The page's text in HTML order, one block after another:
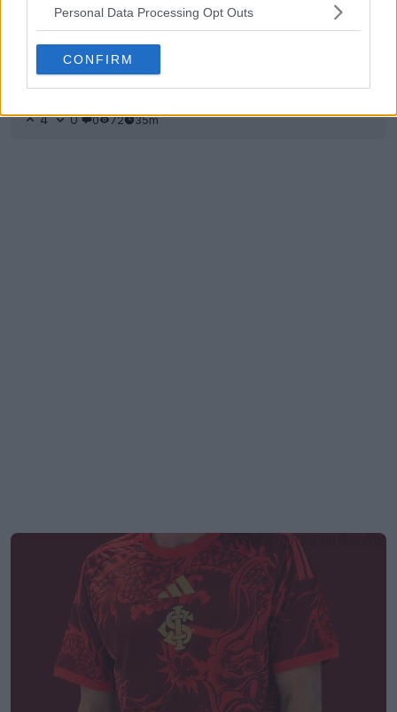
Personal Data Processing Opt Outs
CONFIRM
Ezeta svela la maglia “La Terra delle Sirene” per il
4 0 0 72 35m